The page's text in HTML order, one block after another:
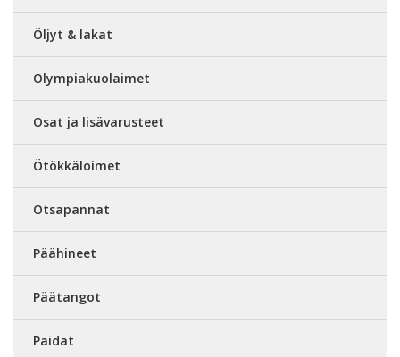
Öljyt & lakat
Olympiakuolaimet
Osat ja lisävarusteet
Ötökkäloimet
Otsapannat
Päähineet
Päätangot
Paidat